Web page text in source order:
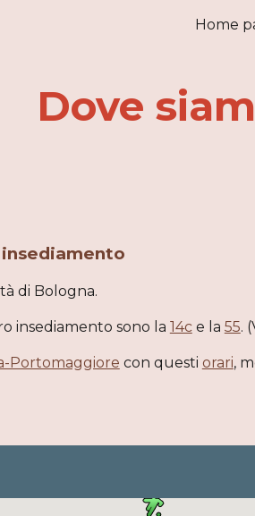
Home
Dove
di Bologna.
insediamento sono la 14c e la 55.
Portomaggiore con questi orari,